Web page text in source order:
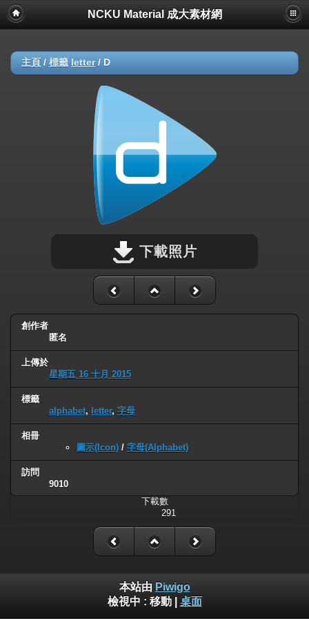
NCKU Material 成大素材網
主頁 / 標籤 letter/ D
下載照片
創作者
匿名
上傳於
星期五 16 十月 2015
標籤
alphabet, letter, 字母
相冊
圖示(Icon) / 字母(Alphabet)
訪問
9010
下載數
291
本站由 Piwigo
檢視中 : 移動| 桌面